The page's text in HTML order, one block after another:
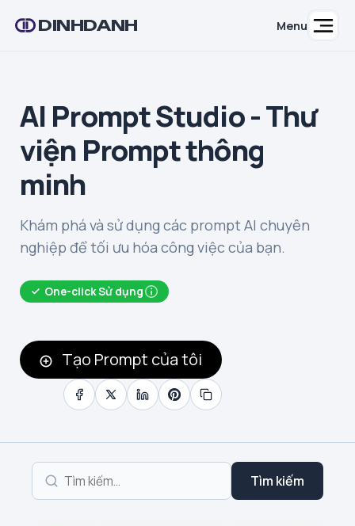
DINHDANH Menu
AI Prompt Studio - Thư
viện Prompt thông
minh
Khám phá và sử dụng các prompt AI chuyên
nghiệp để tối ưu hóa công việc của bạn.
One-click Sử dụng
Tạo Prompt của tôi
Tìm kiếm